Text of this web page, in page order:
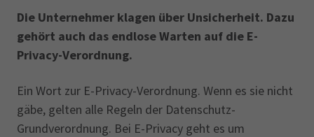
Die Unternehmer klagen über Unsicherheit. Dazu
gehört auch das endlose Warten auf die E-
Privacy-Verordnung.
Ein Wort zur E-Privacy-Verordnung. Wenn es sie nicht
gäbe, gelten alle Regeln der Datenschutz-
Grundverordnung. Bei E-Privacy geht es um